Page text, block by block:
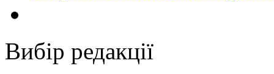
Вибір редакції